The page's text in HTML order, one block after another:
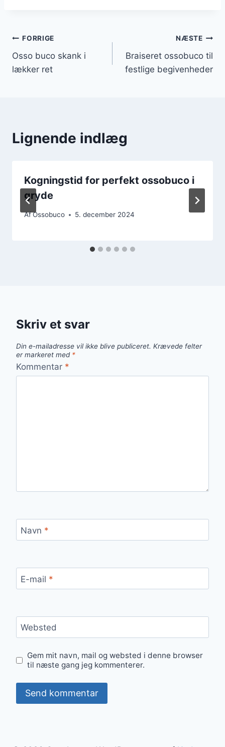
Indlægsnavigation
FORRIGE
Osso buco skank i
lækker ret
NÆSTE
Braiseret ossobuco til
festlige begivenheder
Lignende indlæg
Kogningstid for perfekt ossobuco i
gryde
AfOssobuco 5. december 2024
Skriv et svar
Din e-mailadresse vil ikke blive publiceret. Krævede felter
er markeret med *
Kommentar *
Navn *
E-mail *
Websted
Gem mit navn, mail og websted i denne browser
til næste gang jeg kommenterer.